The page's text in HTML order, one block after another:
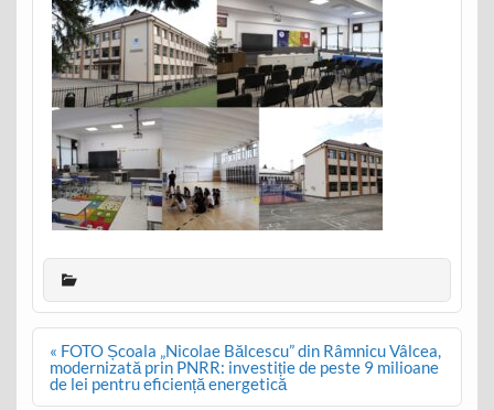
Post
navigation
« FOTO Școala „Nicolae Bălcescu” din Râmnicu Vâlcea,
modernizată prin PNRR: investiție de peste 9 milioane
de lei pentru eficiență energetică